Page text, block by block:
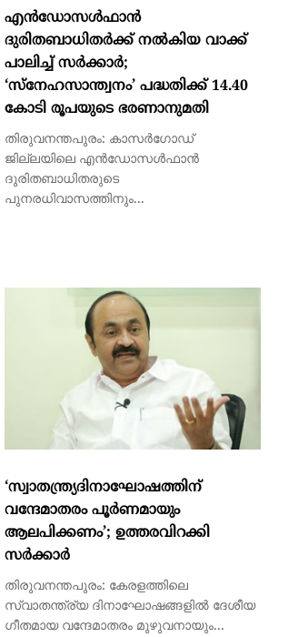
കോടി രൂപയുടെ ഭരണാനുമതി
തിരുവനന്തപുരം: കാസര്‍ഗോഡ്
ജില്ലയിലെ എന്‍ഡോസള്‍ഫാന്‍
ദുരിതബാധിതരുടെ
പുനരധിവാസത്തിനും...
‘സ്വാതന്ത്ര്യദിനാഘോഷത്തിന്
വന്ദേമാതരം പൂര്‍ണമായും
ആലപിക്കണം’; ഉത്തരവിറക്കി
തിരുവനന്തപുരം: കേരളത്തിലെ
സ്വാതന്ത്ര്യ ദിനാഘോഷങ്ങളില്‍ ദേശീയ
ഗീതമായ വന്ദേമാതരം മുഴുവനായും...